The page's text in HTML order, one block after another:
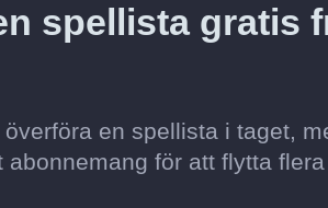
spellista gratis
en spellista i taget,
för att flytta